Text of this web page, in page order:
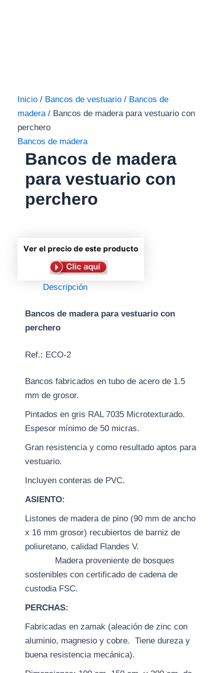
Inicio / Bancos de vestuario / Bancos de
madera / Bancos de madera para vestuario con
perchero
Bancos de madera
Bancos de madera
para vestuario con
perchero
Descripción
Bancos de madera para vestuario con
perchero
Ref.: ECO-2
Bancos fabricados en tubo de acero de 1.5
mm de grosor.
Pintados en gris RAL 7035 Microtexturado.
Espesor mínimo de 50 micras.
Gran resistencia y como resultado aptos para
vestuario.
Incluyen conteras de PVC.
ASIENTO:
Listones de madera de pino (90 mm de ancho
x 16 mm grosor) recubiertos de barniz de
poliuretano, calidad Flandes V.
Madera proveniente de bosques
sostenibles con certificado de cadena de
custodia FSC.
PERCHAS:
Fabricadas en zamak (aleación de zinc con
aluminio, magnesio y cobre. Tiene dureza y
buena resistencia mecánica).